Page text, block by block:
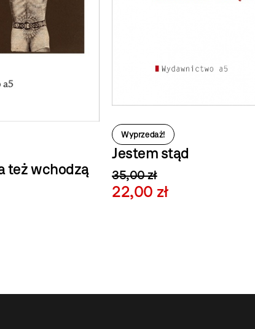
też wchodzą
Wyprzedaż!
Jestem stąd
35,00 zł
22,00 zł